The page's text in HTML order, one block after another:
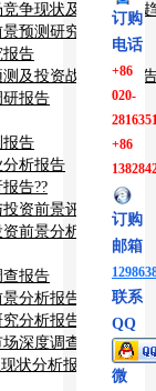
争现状及未来发展
预测研究报告
报告
及投资战略研究报
报告
报告
析报告
告??
资前景评估报告
前景分析报告
报告
分析报告
分析报告
深度调查研究报告
状分析报告
订购
电话
+86
020-
+86
订购
邮箱
联系
QQ
微